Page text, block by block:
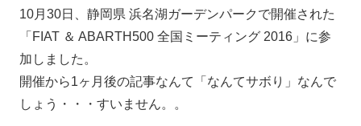
10月30日、静岡県 浜名湖ガーデンパークで開催された
「FIAT ＆ ABARTH500 全国ミーティング 2016」に参
加しました。
開催から1ヶ月後の記事なんて「なんてサボり」なんで
しょう・・・すいません。。